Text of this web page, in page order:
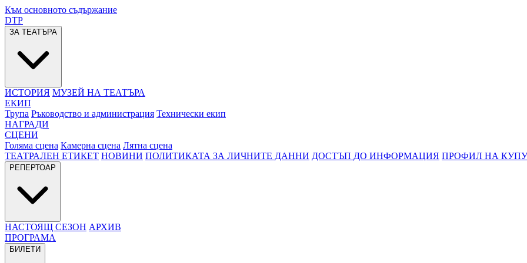
Към основното съдържание
DTP
ЗА ТЕАТЪРА
ИСТОРИЯ МУЗЕЙ НА ТЕАТЪРА
ЕКИП
Трупа Ръководство и администрация Технически екип
НАГРАДИ
СЦЕНИ
Голяма сцена Камерна сцена Лятна сцена
ТЕАТРАЛЕН ЕТИКЕТ НОВИНИ ПОЛИТИКАТА ЗА ЛИЧНИТЕ ДАННИ ДОСТЪП ДО ИНФОРМАЦИЯ ПРОФИЛ НА
РЕПЕРТОАР
НАСТОЯЩ СЕЗОН АРХИВ
ПРОГРАМА
БИЛЕТИ